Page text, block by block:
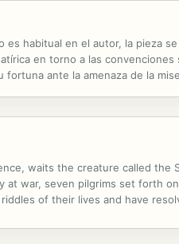
es habitual en el autor, la pieza
en torno a las convenciones
ante la amenaza de la
waits the creature called the
war, seven pilgrims set forth
of their lives and have